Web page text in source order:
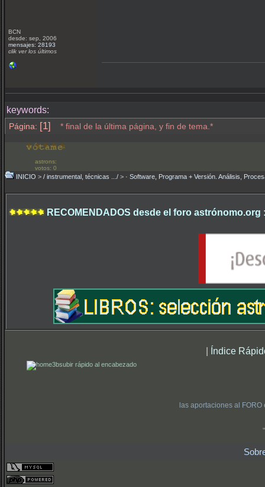
BCN
desde: sep, 2006
mensajes: 28193
clik ver los últimos
keywords:
Página: [1] * final de la última página, y fin de tema.*
astrons:
votos: 0
INICIO > / instrumental, técnicas .../ > · Software, Programa + Versión. Análisis,
RECOMENDADOS desde el foro astrónomo.org
| Índice
subir rápido al encabezado
las aportaciones al